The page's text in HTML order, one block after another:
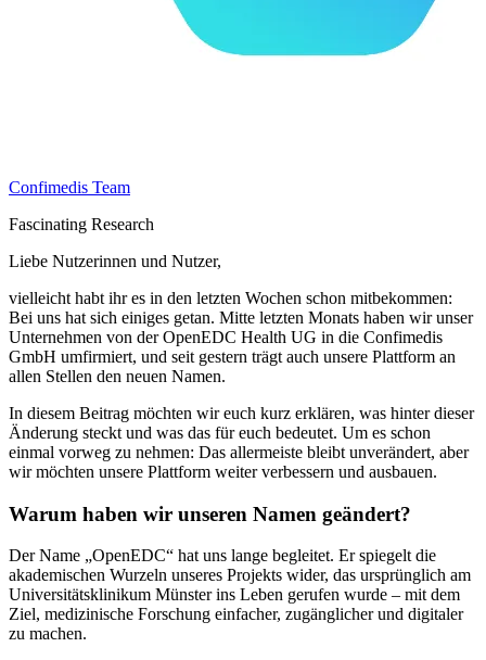
Confimedis Team
Fascinating Research
Liebe Nutzerinnen und Nutzer,
vielleicht habt ihr es in den letzten Wochen schon mitbekommen:
Bei uns hat sich einiges getan. Mitte letzten Monats haben wir unser
Unternehmen von der OpenEDC Health UG in die Confimedis
GmbH umfirmiert, und seit gestern trägt auch unsere Plattform an
allen Stellen den neuen Namen.
In diesem Beitrag möchten wir euch kurz erklären, was hinter dieser
Änderung steckt und was das für euch bedeutet. Um es schon
einmal vorweg zu nehmen: Das allermeiste bleibt unverändert, aber
wir möchten unsere Plattform weiter verbessern und ausbauen.
Warum haben wir unseren Namen geändert?
Der Name „OpenEDC“ hat uns lange begleitet. Er spiegelt die
akademischen Wurzeln unseres Projekts wider, das ursprünglich am
Universitätsklinikum Münster ins Leben gerufen wurde – mit dem
Ziel, medizinische Forschung einfacher, zugänglicher und digitaler
zu machen.